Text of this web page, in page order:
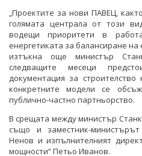
„Проектите за нови ПАВЕЦ,
голямата централа от този
водещи приоритети в
енергетиката за балансиране на
изтъкна още министър
следващите месеци
документация за
конкретните модели се
публично-частно партньорство.
В срещата между министър
също и заместник-
Ненов и изпълнителният
мощности“ Петьо Иванов.